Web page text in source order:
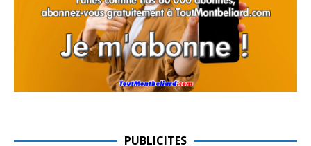
PUBLICITES